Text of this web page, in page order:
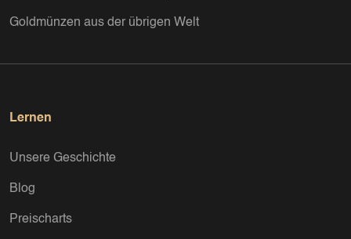
Goldmünzen aus der übrigen Welt
Lernen
Unsere Geschichte
Blog
Preischarts